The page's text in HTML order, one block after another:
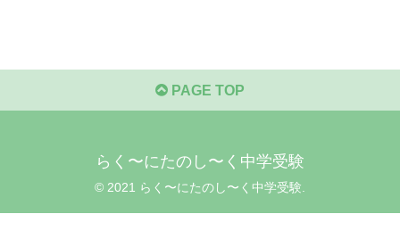
PAGE TOP
らく〜にたのし〜く中学受験
© 2021 らく〜にたのし〜く中学受験.